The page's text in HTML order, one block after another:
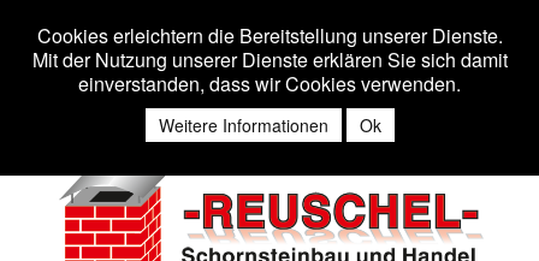
Anmelden
MENU Toggle
Cookies erleichtern die Bereitstellung unserer Dienste.
Mit der Nutzung unserer Dienste erklären Sie sich damit
einverstanden, dass wir Cookies verwenden.
Weitere Informationen Ok